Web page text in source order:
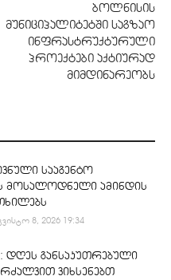
ბოლნისის
მუნიციპალიტეტში საგზაო
ინფრასტრუქტურული
პროექტები აქტიურად
მიმდინარეობს
სააგენტო
მოსალოდნელი ამინდის
8, 2026 19:34
დღეს განსაკუთრებული
ვიხსენებთ